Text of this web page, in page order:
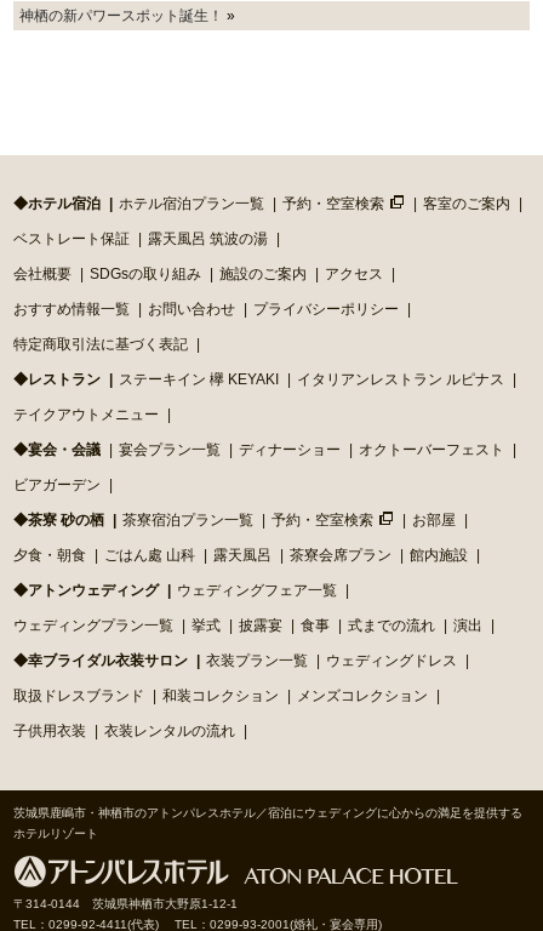
神栖の新パワースポット誕生！ »
◆ホテル宿泊 ホテル宿泊プラン一覧 予約・空室検索 客室のご案内
ベストレート保証 露天風呂 筑波の湯
会社概要 SDGsの取り組み 施設のご案内 アクセス
おすすめ情報一覧 お問い合わせ プライバシーポリシー
特定商取引法に基づく表記
◆レストラン ステーキイン 欅 KEYAKI イタリアンレストラン ルピナス
テイクアウトメニュー
◆宴会・会議 宴会プラン一覧 ディナーショー オクトーバーフェスト
ビアガーデン
◆茶寮 砂の栖 茶寮宿泊プラン一覧 予約・空室検索 お部屋
夕食・朝食 ごはん處 山科 露天風呂 茶寮会席プラン 館内施設
◆アトンウェディング ウェディングフェア一覧
ウェディングプラン一覧 挙式 披露宴 食事 式までの流れ 演出
◆幸ブライダル衣装サロン 衣装プラン一覧 ウェディングドレス
取扱ドレスブランド 和装コレクション メンズコレクション
子供用衣装 衣装レンタルの流れ
茨城県鹿嶋市・神栖市のアトンパレスホテル／宿泊にウェディングに心からの満足を提供する
ホテルリゾート
〒314-0144 茨城県神栖市大野原1-12-1
TEL：0299-92-4411(代表) TEL：0299-93-2001(婚礼・宴会専用)